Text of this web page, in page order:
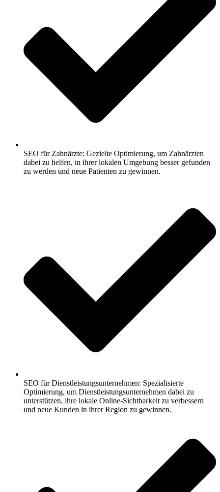
SEO für Zahnärzte: Gezielte Optimierung, um Zahnärzten
dabei zu helfen, in ihrer lokalen Umgebung besser gefunden
zu werden und neue Patienten zu gewinnen.
SEO für Dienstleistungsunternehmen: Spezialisierte
Optimierung, um Dienstleistungsunternehmen dabei zu
unterstützen, ihre lokale Online-Sichtbarkeit zu verbessern
und neue Kunden in ihrer Region zu gewinnen.